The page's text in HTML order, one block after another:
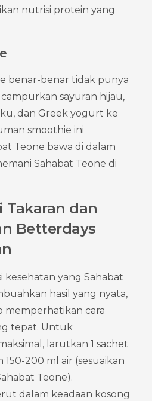
nutrisi protein yang
benar-benar tidak punya
sayuran hijau,
dan Greek yogurt ke
smoothie ini
Teone bawa di dalam
Sahabat Teone di
Takaran dan
Betterdays
kesehatan yang Sahabat
hasil yang nyata,
memperhatikan cara
tepat. Untuk
150-200 ml air (sesuaikan
Teone).
dalam keadaan kosong